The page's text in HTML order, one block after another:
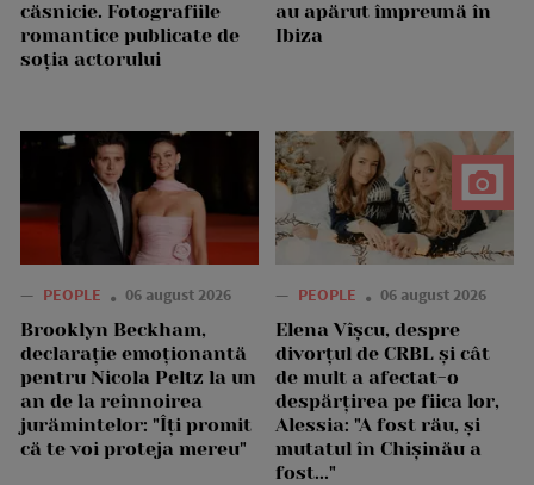
căsnicie. Fotografiile
romantice publicate de
soția actorului
au apărut împreună în
Ibiza
— PEOPLE 06 august 2026
Brooklyn Beckham,
declarație emoționantă
pentru Nicola Peltz la un
an de la reînnoirea
jurămintelor: "Îți promit
că te voi proteja mereu"
— PEOPLE 06 august 2026
Elena Vîșcu, despre
divorțul de CRBL și cât
de mult a afectat-o
despărțirea pe fiica lor,
Alessia: "A fost rău, și
mutatul în Chișinău a
fost..."